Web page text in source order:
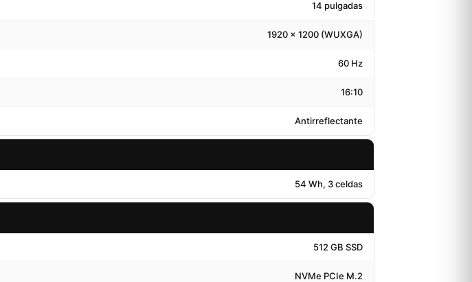
14 pulgadas
1920 x 1200 (WUXGA)
60 Hz
16:10
Antirreflectante
54 Wh, 3 celdas
512 GB SSD
NVMe PCIe M.2